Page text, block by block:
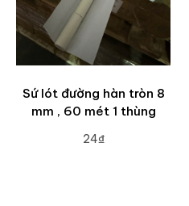
Sứ lót đường hàn tròn 8
mm , 60 mét 1 thùng
24₫